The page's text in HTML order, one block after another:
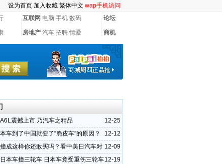
设为首页 加入收藏 繁体中文 wap手机访问
互联网 电脑 手机 数码 论坛
房地产 汽车 招聘 情爱 商机
12-25
震撼上市 乃汽车之精品
12-12
车到了中国就变了“脆皮车”的原因？
12-09
成这样你还敢买吗？看中美日汽车对
12-19
本车撞三轮车 日本车竟受重伤三轮车